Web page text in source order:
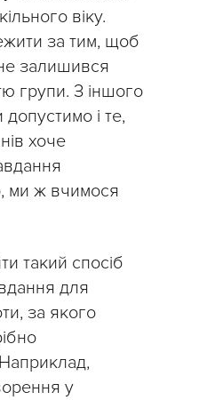
віку.
за тим, щоб
залишився
групи. З іншого
і те,
хоче
ми ж вчимося
такий спосіб
для
за якого
у